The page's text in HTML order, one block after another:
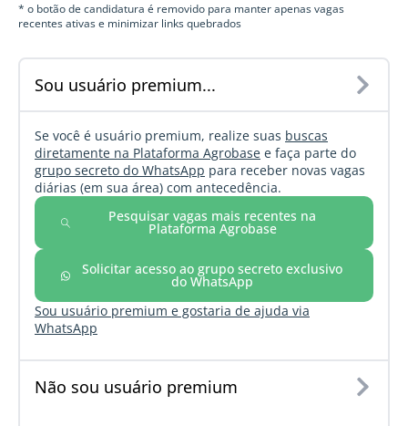
* o botão de candidatura é removido para manter apenas vagas
recentes ativas e minimizar links quebrados
Sou usuário premium...
Se você é usuário premium, realize suas buscas
diretamente na Plataforma Agrobase e faça parte do
grupo secreto do WhatsApp para receber novas vagas
diárias (em sua área) com antecedência.
Pesquisar vagas mais recentes na
Plataforma Agrobase
Solicitar acesso ao grupo secreto exclusivo
do WhatsApp
Sou usuário premium e gostaria de ajuda via
WhatsApp
Não sou usuário premium